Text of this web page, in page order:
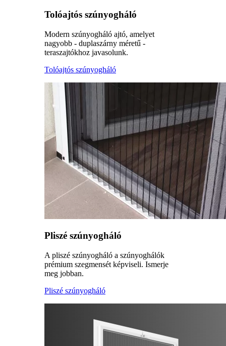
Tolóajtós szúnyogháló
Modern szúnyogháló ajtó, amelyet
nagyobb - duplaszárny méretű -
teraszajtókhoz javasolunk.
Tolóajtós szúnyogháló
Pliszé szúnyogháló
A pliszé szúnyogháló a szúnyoghálók
prémium szegmensét képviseli. Ismerje
meg jobban.
Pliszé szúnyogháló